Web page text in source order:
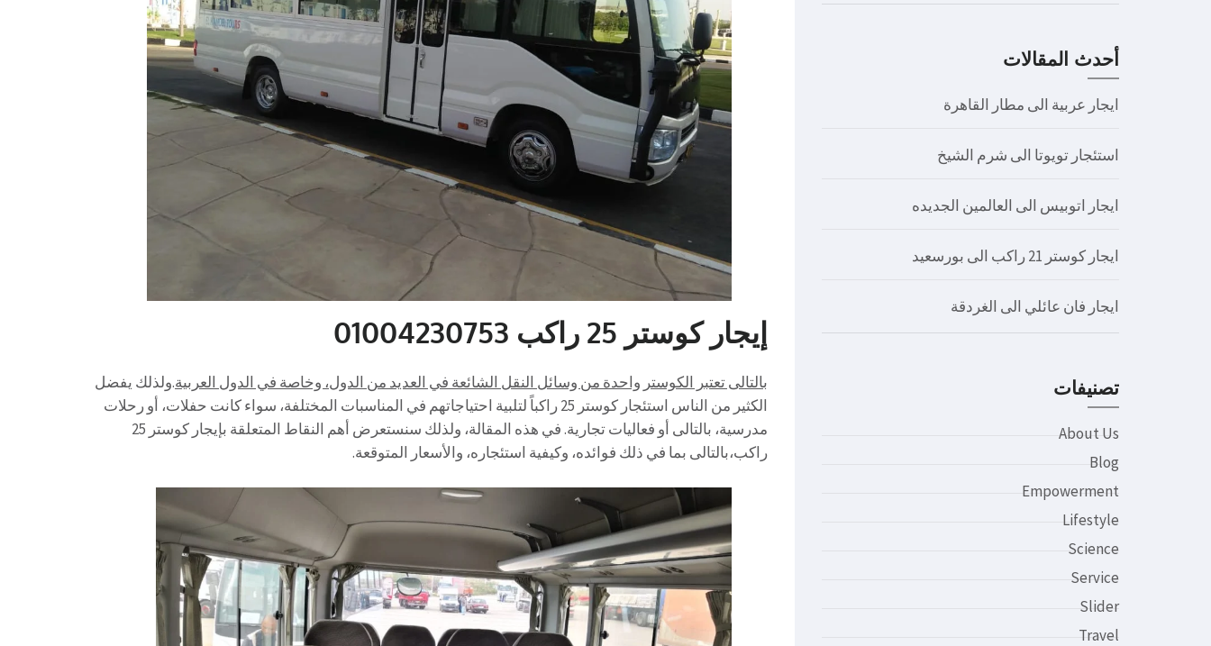
إيجار كوستر 25 راكب 01004230753
بالتالى تعتبر الكوستر واحدة من وسائل النقل الشائعة في العديد من الدول، وخاصة في الدول العربية.ولذلك يفضل
الكثير من الناس استئجار كوستر 25 راكباً لتلبية احتياجاتهم في المناسبات المختلفة، سواء كانت حفلات، أو رحلات
مدرسية، بالتالى أو فعاليات تجارية. في هذه المقالة، ولذلك سنستعرض أهم النقاط المتعلقة بإيجار كوستر 25
راكب،بالتالى بما في ذلك فوائده، وكيفية استئجاره، والأسعار المتوقعة.
أحدث المقالات
ايجار عربية الى مطار القاهرة
استئجار تويوتا الى شرم الشيخ
ايجار اتوبيس الى العالمين الجديده
ايجار كوستر 21 راكب الى بورسعيد
ايجار فان عائلي الى الغردقة
تصنيفات
About Us
Blog
Empowerment
Lifestyle
Science
Service
Slider
Travel